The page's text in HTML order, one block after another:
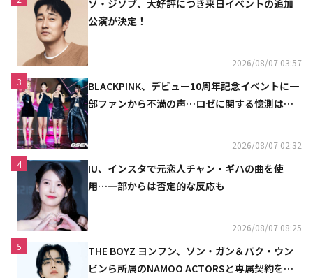
ソ・ジソブ、大好評につき来日イベントの追加
公演が決定！
2026/08/07 03:57
3
BLACKPINK、デビュー10周年記念イベントに一
部ファンから不満の声…ロゼに関する憶測は否
2026/08/07 02:32
4
IU、インスタで元恋人チャン・ギハの曲を使
用…一部からは否定的な反応も
2026/08/07 08:25
5
THE BOYZ ヨンフン、ソン・ガン＆パク・ウン
ビンら所属のNAMOO ACTORSと専属契約を締